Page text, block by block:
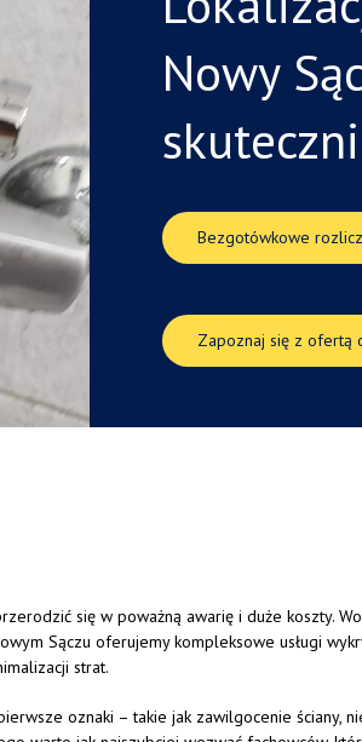
Nowy
Bezgotówkowe
Zapoznaj się z ofertą
się w poważną awarię i duże koszty.
Sączu oferujemykompleksowe usługi
strat.
oznaki –takie jak zawilgocenie ściany,